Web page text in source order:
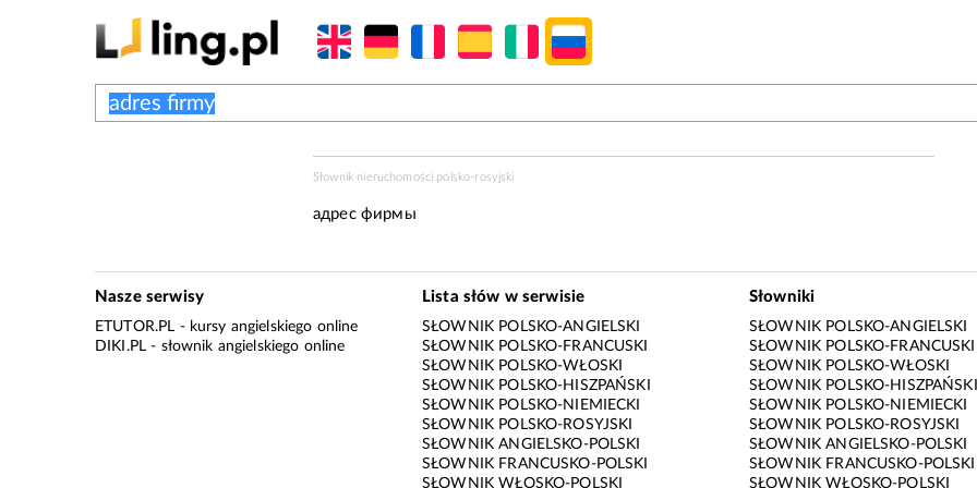
Słownik nieruchomości polsko-rosyjski
адрес фирмы
Nasze serwisy
ETUTOR.PL - kursy angielskiego online
DIKI.PL - słownik angielskiego online
Lista słów w serwisie
SŁOWNIK POLSKO-ANGIELSKI
SŁOWNIK POLSKO-FRANCUSKI
SŁOWNIK POLSKO-WŁOSKI
SŁOWNIK POLSKO-HISZPAŃSKI
SŁOWNIK POLSKO-NIEMIECKI
SŁOWNIK POLSKO-ROSYJSKI
SŁOWNIK ANGIELSKO-POLSKI
SŁOWNIK FRANCUSKO-POLSKI
SŁOWNIK WŁOSKO-POLSKI
Słowniki
SŁOWNIK POLSKO-ANGIELSKI
SŁOWNIK POLSKO-FRANCUSKI
SŁOWNIK POLSKO-WŁOSKI
SŁOWNIK POLSKO-HISZPAŃSKI
SŁOWNIK POLSKO-NIEMIECKI
SŁOWNIK POLSKO-ROSYJSKI
SŁOWNIK ANGIELSKO-POLSKI
SŁOWNIK FRANCUSKO-POLSKI
SŁOWNIK WŁOSKO-POLSKI